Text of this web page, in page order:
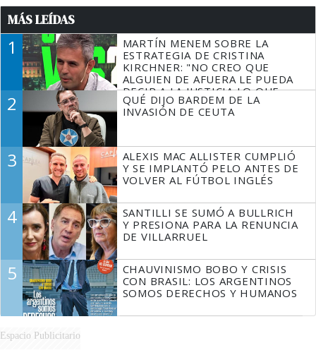
MÁS LEÍDAS
1
MARTÍN MENEM SOBRE LA
ESTRATEGIA DE CRISTINA
KIRCHNER: "NO CREO QUE
ALGUIEN DE AFUERA LE PUEDA
DECIR A LA JUSTICIA LO QUE
TIENE QUE HACER"
2
QUÉ DIJO BARDEM DE LA
INVASIÓN DE CEUTA
3
ALEXIS MAC ALLISTER CUMPLIÓ
Y SE IMPLANTÓ PELO ANTES DE
VOLVER AL FÚTBOL INGLÉS
4
SANTILLI SE SUMÓ A BULLRICH
Y PRESIONA PARA LA RENUNCIA
DE VILLARRUEL
5
CHAUVINISMO BOBO Y CRISIS
CON BRASIL: LOS ARGENTINOS
SOMOS DERECHOS Y HUMANOS
Espacio Publicitario